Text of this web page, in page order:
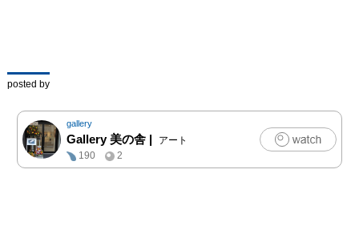
る、若手アーティストを
支援する団体「Hatcher
ハッチャー」さんのご協
力のもと、「kibidango」
さんより、皆様にご支援
を募り、展示を開催する
posted by
gallery
Gallery 美の舎 |
アート
190
2